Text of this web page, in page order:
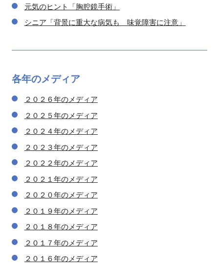
元気のヒント「胸腔鏡手術」
シニア「背景に重大な病気も 味覚障害に注意」
各年のメディア
２０２６年のメディア
２０２５年のメディア
２０２４年のメディア
２０２３年のメディア
２０２２年のメディア
２０２１年のメディア
２０２０年のメディア
２０１９年のメディア
２０１８年のメディア
２０１７年のメディア
２０１６年のメディア